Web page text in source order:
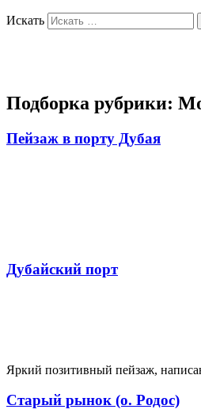
Искать
Подборка рубрики:
Пейзаж в порту Дубая
Дубайский порт
Яркий позитивный пейзаж,
Старый рынок (о. Родос)